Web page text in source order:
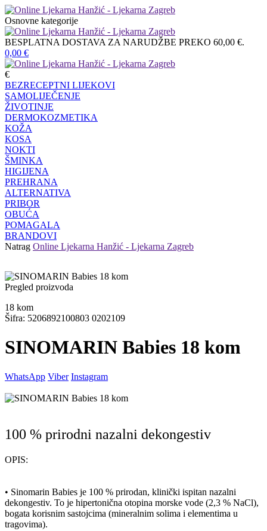
Osnovne kategorije
BESPLATNA DOSTAVA ZA NARUDŽBE PREKO 60,00 €.
0,00 €
€
BEZRECEPTNI LIJEKOVI
SAMOLIJEČENJE
ŽIVOTINJE
DERMOKOZMETIKA
KOŽA
KOSA
NOKTI
ŠMINKA
HIGIJENA
PREHRANA
ALTERNATIVA
PRIBOR
OBUĆA
POMAGALA
BRANDOVI
Natrag Online Ljekarna Hanžić - Ljekarna Zagreb
Pregled proizvoda
18 kom
Šifra: 5206892100803 0202109
SINOMARIN Babies 18 kom
WhatsApp Viber Instagram
100 % prirodni nazalni dekongestiv
OPIS:
• Sinomarin Babies je 100 % prirodan, klinički ispitan nazalni
dekongestiv. To je hipertonična otopina morske vode (2,3 % NaCl),
bogata korisnim sastojcima (mineralnim solima i elementima u
tragovima).